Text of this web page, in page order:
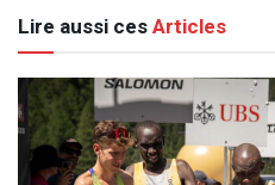
Lire aussi cesArticles